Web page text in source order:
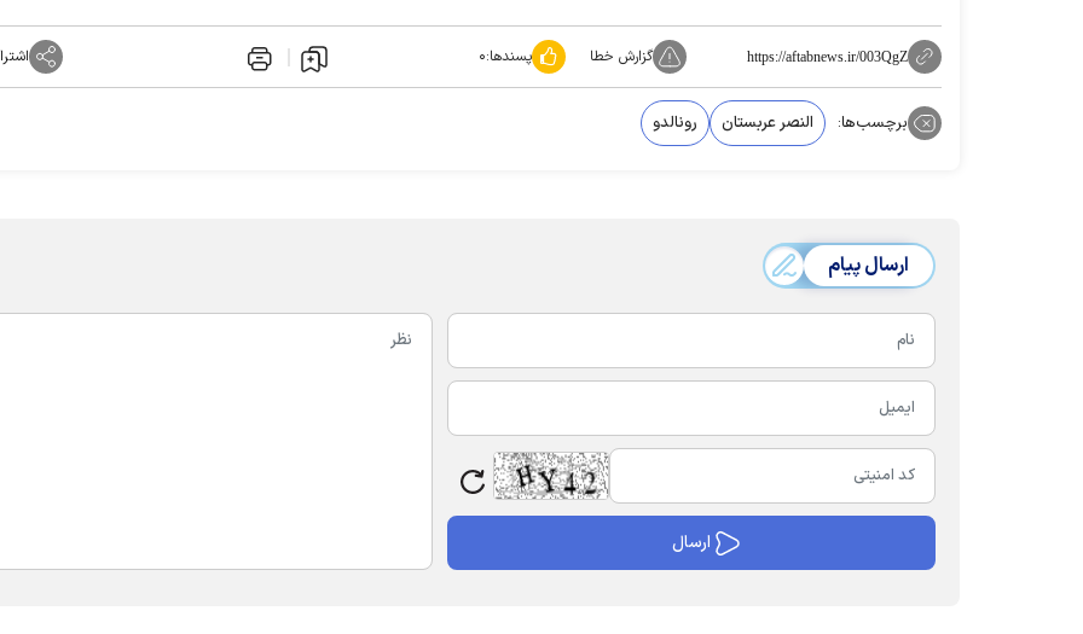
https://aftabnews.ir/003QgZ گزارش خطا پسندها:۰
برچسب‌ها: النصر عربستان رونالدو
ارسال پیام